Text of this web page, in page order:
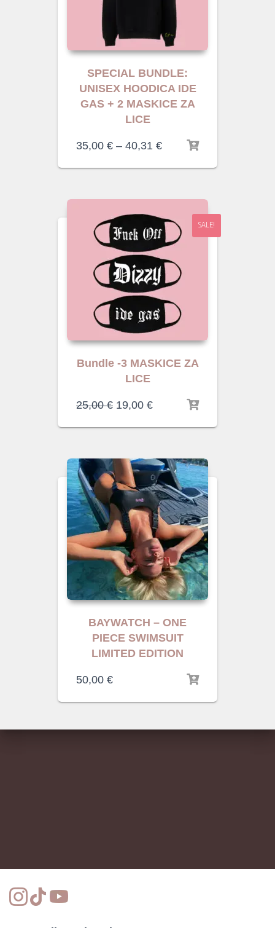
SPECIAL BUNDLE:
UNISEX HOODICA IDE
GAS + 2 MASKICE ZA
LICE
35,00 € – 40,31 €
SALE!
Bundle -3 MASKICE ZA
LICE
25,00€ 19,00 €
BAYWATCH – ONE
PIECE SWIMSUIT
LIMITED EDITION
50,00 €